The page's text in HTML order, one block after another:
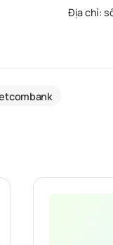
Địa chỉ: